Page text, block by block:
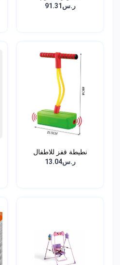
ر.س91.31
نطيطة قفز للاطفال
ر.س13.04